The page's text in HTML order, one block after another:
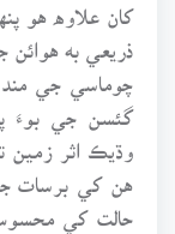
کان علاوه هو
ذريعي به
چوماسي جي
گئسن جي بوءَ
وڌيڪ اثر
هن کي برسات
حالت کي